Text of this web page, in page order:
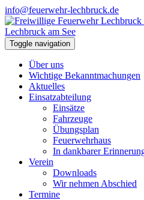
info@feuerwehr-lechbruck.de
Lechbruck am See
Toggle navigation
Über uns
Wichtige Bekanntmachungen
Aktuelles
Einsatzabteilung
Einsätze
Fahrzeuge
Übungsplan
Feuerwehrhaus
In dankbarer
Verein
Downloads
Wir nehmen Abschied
Termine